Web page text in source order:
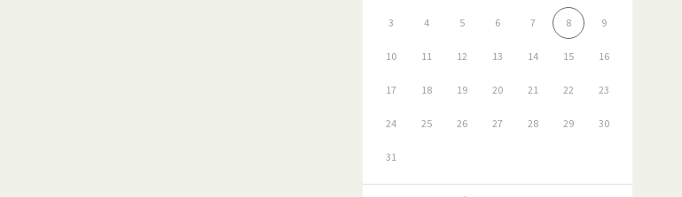
3 4 5 6 7 8 9
10 11 12 13 14 15 16
17 18 19 20 21 22 23
24 25 26 27 28 29 30
31